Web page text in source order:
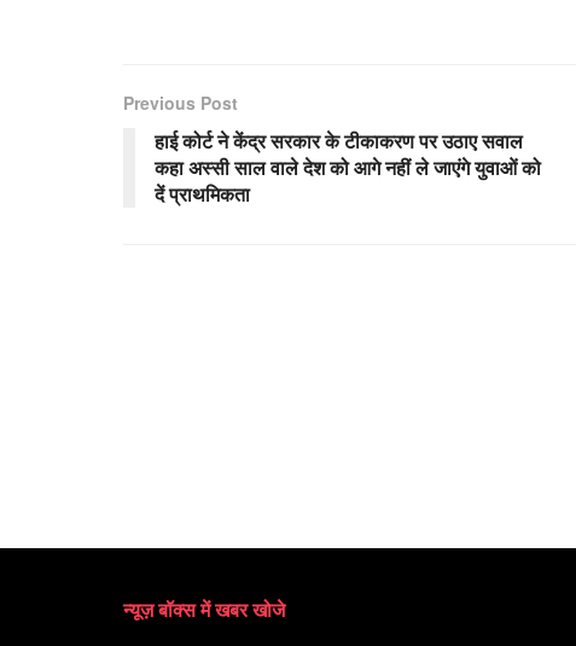
Previous Post
हाई कोर्ट ने केंद्र सरकार के टीकाकरण पर उठाए सवाल
कहा अस्सी साल वाले देश को आगे नहीं ले जाएंगे युवाओं को
दें प्राथमिकता
न्यूज़ बॉक्स में खबर खोजे